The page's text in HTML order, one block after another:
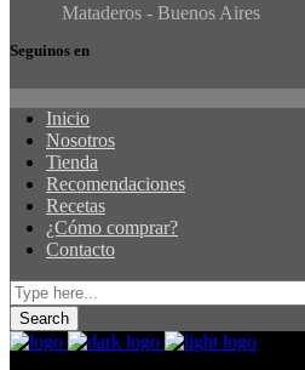
Mataderos - Buenos Aires
Seguinos en
Inicio
Nosotros
Tienda
Recomendaciones
Recetas
¿Cómo comprar?
Contacto